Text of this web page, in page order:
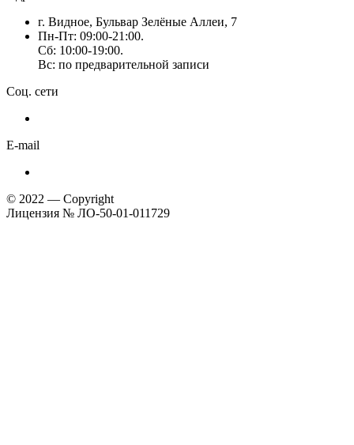
г. Видное, Бульвар Зелёные Аллеи, 7
Пн-Пт: 09:00-21:00.
Сб: 10:00-19:00.
Вс: по предварительной записи
Соц. сети
E-mail
© 2022 — Copyright
Лицензия № ЛО-50-01-011729